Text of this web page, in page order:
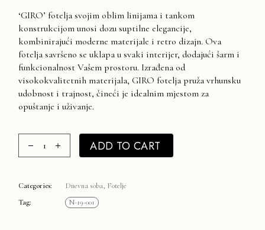
‘GIRO’ fotelja svojim oblim linijama i tankom
konstrukcijom unosi dozu suptilne elegancije,
kombinirajući moderne materijale i retro dizajn. Ova
fotelja savršeno se uklapa u svaki interijer, dodajući šarm i
funkcionalnost Vašem prostoru. Izrađena od
visokokvalitetnih materijala, GIRO fotelja pruža vrhunsku
udobnost i trajnost, čineći je idealnim mjestom za
opuštanje i uživanje.
GIRO Fotelja 1160€ quantity
ADD TO CART
Categories: Dnevna soba, Fotelje
Tag:
N-19-001